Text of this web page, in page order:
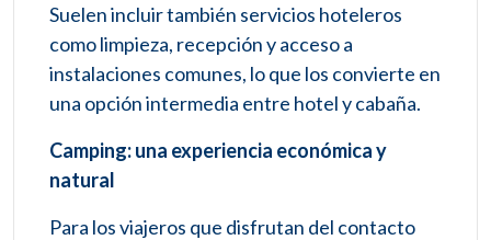
Suelen incluir también servicios hoteleros
como limpieza, recepción y acceso a
instalaciones comunes, lo que los convierte en
una opción intermedia entre hotel y cabaña.
Camping: una experiencia económica y
natural
Para los viajeros que disfrutan del contacto